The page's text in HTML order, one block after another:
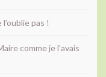
pas !
comme je l’avais